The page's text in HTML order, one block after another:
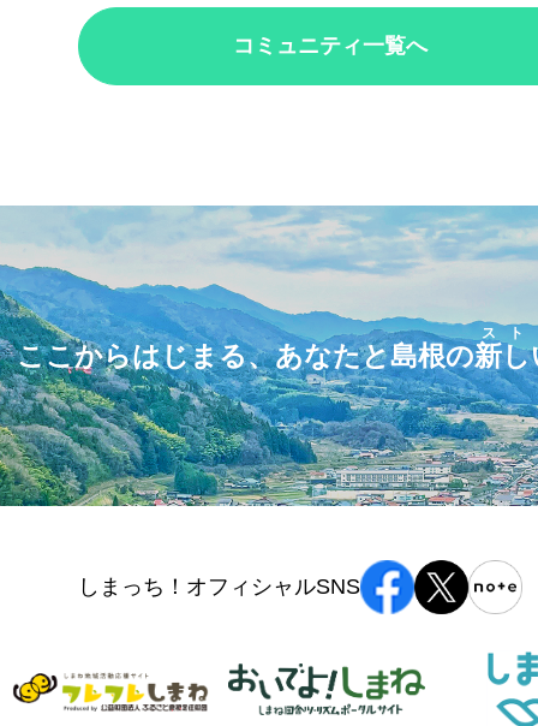
コミュニティ一覧へ
ここからはじまる、あなたと島根の新し
スト
しまっち！オフィシャルSNS